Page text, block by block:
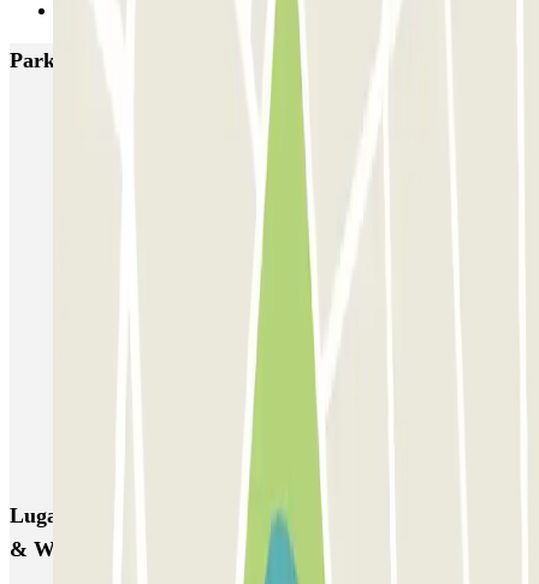
Parkings más valorados en Málaga
SABA Estación Málaga María Zambrano
Pedrocar - Aeropuerto de Málaga P&R
Pedrocar - Estación Ave María Zambrano - Valet
Airport Picasso - Aeropuerto de Málaga - descubierto
Airport Picasso - Aeropuerto de Málaga - cubierto
Parking10 - Valet - Aeropuerto de Málaga
Málaga Airport Parking - Valet - Descubierto
Valet Feeltravel - Aeropuerto de Málaga - Costa del Sol
Lugares y eventos interesantes cerca de Pedrocar Park
& Walk - Aeropuerto Málaga